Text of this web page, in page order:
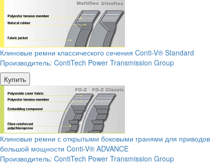
Клиновые ремни классического сечения Conti-V® Standard
Производитель: ContiTech Power Transmission Group
Купить
Клиновые ремни с открытыми боковыми гранями для приводов
большой мощности Conti-V® ADVANCE
Производитель: ContiTech Power Transmission Group